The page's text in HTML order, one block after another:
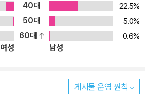
40대
22.5%
50대
5.0%
60대
0.6%
여성
남성
게시물 운영 원칙